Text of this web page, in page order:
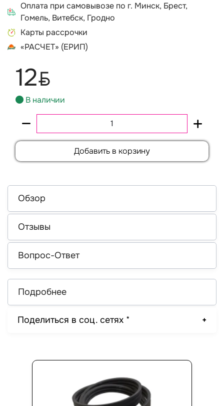
Оплата при самовывозе по г. Минск, Брест,
Гомель, Витебск, Гродно
Карты рассрочки
«РАСЧЕТ» (ЕРИП)
12BYN
В наличии
Добавить в корзину
Обзор
Отзывы
Вопрос-Ответ
Подробнее
Поделиться в соц. сетях *